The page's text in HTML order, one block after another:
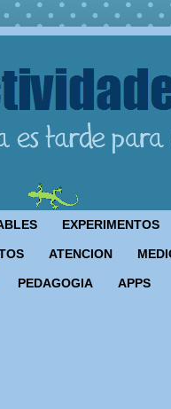
EXPERIMENTOS
ATENCION
PEDAGOGIA APPS